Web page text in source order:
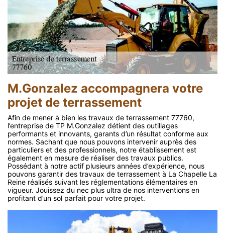
M.Gonzalez accompagnera votre
projet de terrassement
Afin de mener à bien les travaux de terrassement 77760,
l’entreprise de TP M.Gonzalez détient des outillages
performants et innovants, garants d’un résultat conforme aux
normes. Sachant que nous pouvons intervenir auprès des
particuliers et des professionnels, notre établissement est
également en mesure de réaliser des travaux publics.
Possédant à notre actif plusieurs années d’expérience, nous
pouvons garantir des travaux de terrassement à La Chapelle La
Reine réalisés suivant les réglementations élémentaires en
vigueur. Jouissez du nec plus ultra de nos interventions en
profitant d’un sol parfait pour votre projet.